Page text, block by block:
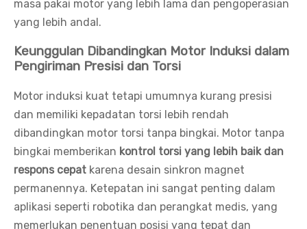
masa pakai motor yang lebih lama dan pengoperasian
yang lebih andal.
Keunggulan Dibandingkan Motor Induksi dalam
Pengiriman Presisi dan Torsi
Motor induksi kuat tetapi umumnya kurang presisi
dan memiliki kepadatan torsi lebih rendah
dibandingkan motor torsi tanpa bingkai. Motor tanpa
bingkai memberikan kontrol torsi yang lebih baik dan
respons cepat karena desain sinkron magnet
permanennya. Ketepatan ini sangat penting dalam
aplikasi seperti robotika dan perangkat medis, yang
memerlukan penentuan posisi yang tepat dan